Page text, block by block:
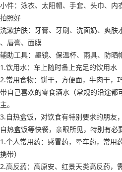
小件：泳衣、太阳帽、手套、头巾、
拍照好
洗漱护肤：牙膏、牙刷、洗面奶、爽
、唇膏、面膜
辅助工具：墨镜、保温杯、雨具、防晒
1.饮用水：车上随时备上充足的饮用水
2.常用食物：饼干，方便面，牛肉干，
带自己喜欢的零食酒水（常规的沿途都
主。
3.自热盒饭，对饮食有特别要求的朋友
自热盒饭等快餐，亲眼所见，特别有必
1.个人常用药：感冒药，晕车药，常用
携带）
2.高反药：高原安、红景天类高反药，